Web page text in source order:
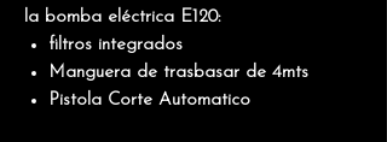
la bomba eléctrica E120:
filtros integrados
Manguera de trasbasar de 4mts
Pistola Corte Automatico